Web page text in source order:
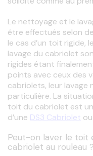
Le nettoyage et le
être effectués selon
le cas d’un toit rigide,
lavage du cabriolet
rigides étant
points avec ceux des
cabriolets, leur lavage
particulière. La
toit du cabriolet est
d’une DS3 Cabriolet
Peut-on laver le toit
cabriolet au rouleau ?